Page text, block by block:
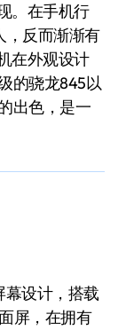
。在手机行
，反而渐渐有
在外观设计
的骁龙845以
出色，是一
设计，搭载
屏，在拥有